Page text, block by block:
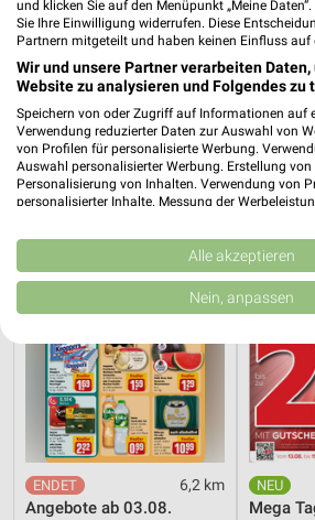
54,1 km
Dieter Knoll
Gültig bis Fr. 14.08.
Wohnen
Gültig
REWE
6,2 km
Angebote ab 03.08. Mega
und klicken Sie auf den Menüpunkt „Meine
Sie Ihre Einwilligung widerrufen. Diese
Partnern mitgeteilt und haben keinen Einfluss auf
Wir und unsere Partner verarbeiten
Website zu analysieren und Folgendes zu
Speichern von oder Zugriff auf Informationen auf
Verwendung reduzierter Daten zur Auswahl von
von Profilen für personalisierte Werbung.
Auswahl personalisierter Werbung. Erstellung
Personalisierung von Inhalten. Verwendung von
personalisierter Inhalte. Messung der
Kombinationen von Daten aus verschiedenen
Verbesserung der Angebote. Verwendung
von Inhalten.
Daten können außerhalb der Europäischen Union
USA gesendet werden.
Website/App.
Partnerliste anzeigen (1 IAB-Anbieter)
Wir nutzen Ihre Daten für folgende Zwecke:
IAB-Verarbeitungszwecke:
Speichern von oder Zugriff auf
auf einem Endgerät
Alle akzeptieren
Nein, anpassen